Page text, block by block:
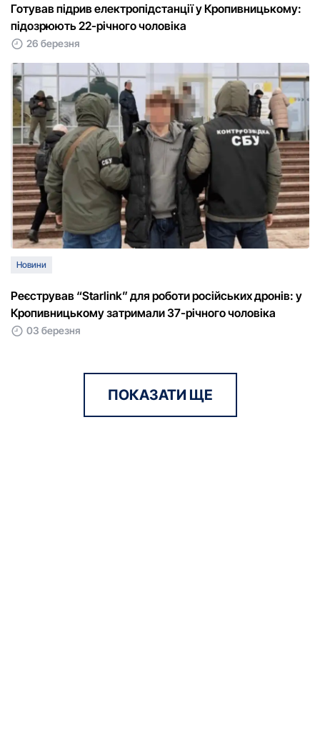
Готував підрив електропідстанції у Кропивницькому:
підозрюють 22-річного чоловіка
26 березня
Новини
Реєстрував “Starlink” для роботи російських дронів: у
Кропивницькому затримали 37-річного чоловіка
03 березня
ПОКАЗАТИ ЩЕ